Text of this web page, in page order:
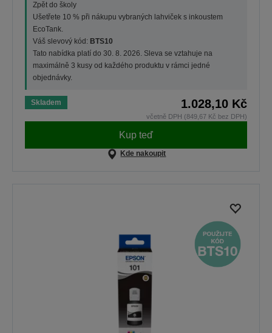
Zpět do školy
Ušetřete 10 % při nákupu vybraných lahviček s inkoustem
EcoTank.
Váš slevový kód: BTS10
Tato nabídka platí do 30. 8. 2026. Sleva se vztahuje na
maximálně 3 kusy od každého produktu v rámci jedné
objednávky.
Skladem 1.028,10 Kč
včetně DPH (849,67 Kč bez DPH)
Kup teď
Kde nakoupit